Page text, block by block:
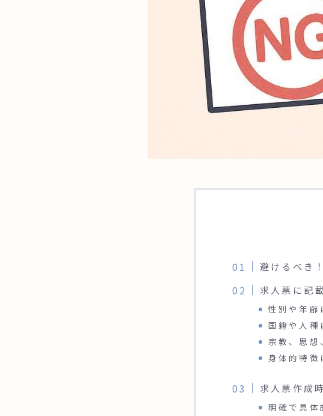
避けるべき
求人票に記
性別や年齢
国籍や人種
宗教、思想
身体的特徴
求人票作成
明確で具体